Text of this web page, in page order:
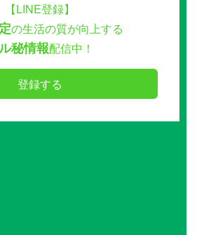
【LINE登録】
の生活の質が向上する
秘情報配信中！
登録する